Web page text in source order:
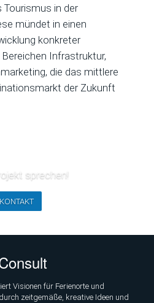
Tourismus in der
mündet in einen
konkreter
Infrastruktur,
die das mittlere
der Zukunft
sprechen!
KONTAKT
Visionen für Ferienorte und
zeitgemäße, kreative Ideen und